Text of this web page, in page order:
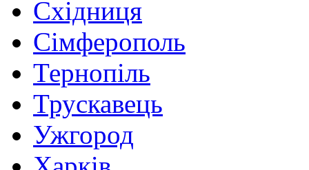
Східниця
Сімферополь
Тернопіль
Трускавець
Ужгород